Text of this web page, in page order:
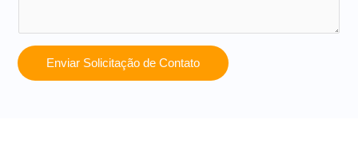
Enviar Solicitação de Contato